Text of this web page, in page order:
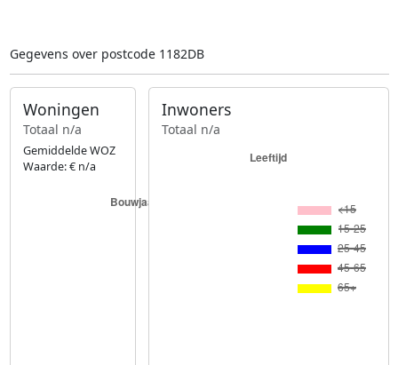
Gegevens over postcode 1182DB
Woningen
Totaal n/a
Gemiddelde WOZ
Waarde: € n/a
Inwoners
Totaal n/a